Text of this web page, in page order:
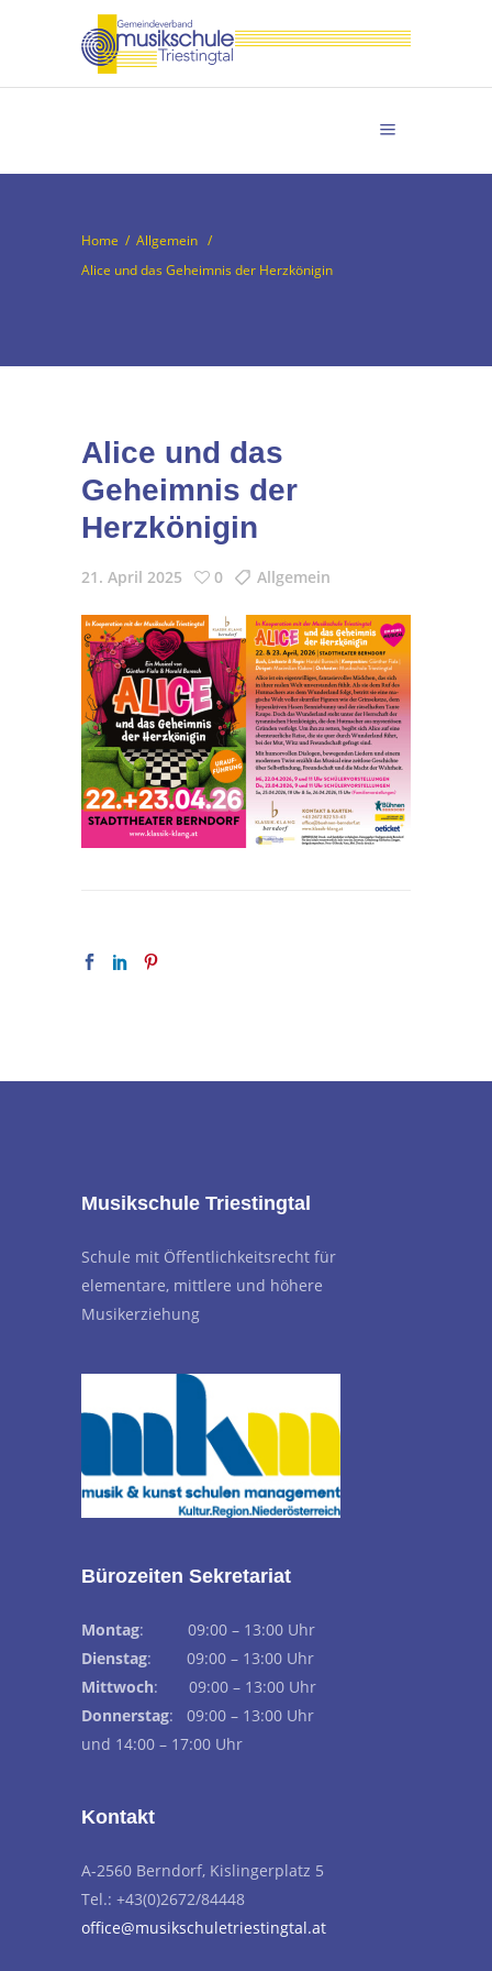
Home / Allgemein /
Alice und das Geheimnis der Herzkönigin
Alice und das
Geheimnis der
Herzkönigin
21. April 2025 0 Allgemein
Musikschule Triestingtal
Schule mit Öffentlichkeitsrecht für
elementare, mittlere und höhere
Musikerziehung
Bürozeiten Sekretariat
Montag: 09:00 – 13:00 Uhr
Dienstag: 09:00 – 13:00 Uhr
Mittwoch: 09:00 – 13:00 Uhr
Donnerstag: 09:00 – 13:00 Uhr
und 14:00 – 17:00 Uhr
Kontakt
A-2560 Berndorf, Kislingerplatz 5
Tel.: +43(0)2672/84448
office@musikschuletriestingtal.at